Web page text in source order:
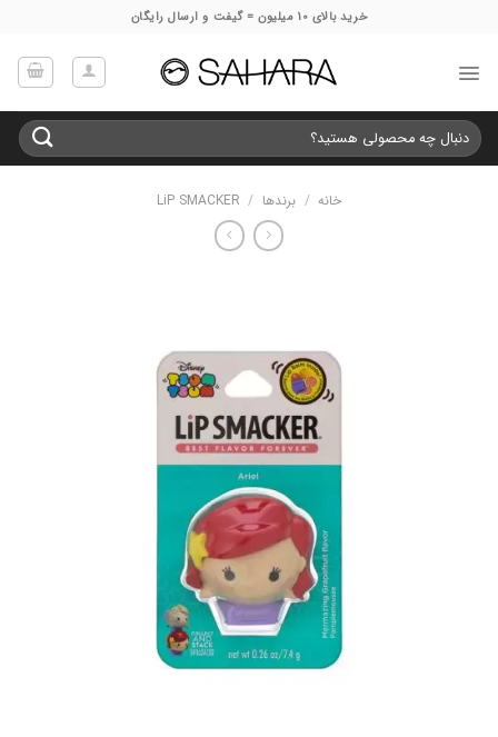
خرید بالای 10 میلیون = گیفت و ارسال رایگان
جستجو
برای:
خانه / برندها /
LiP SMACKER